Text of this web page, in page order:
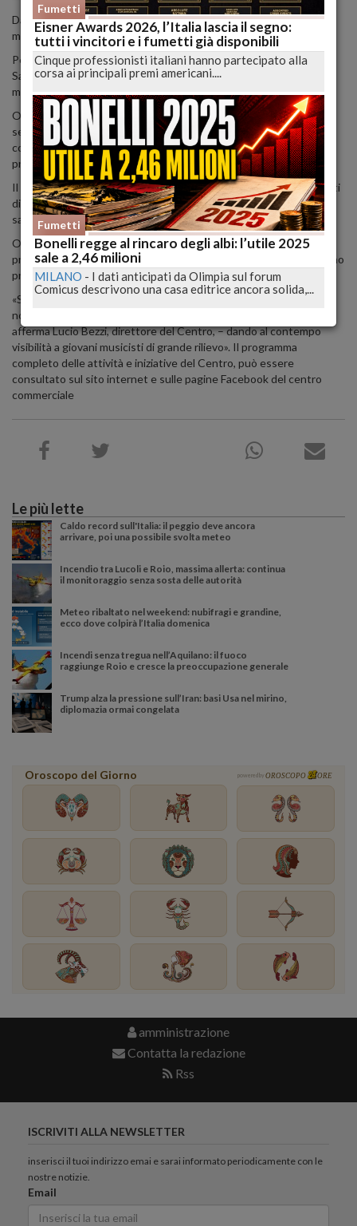
Dal 29 agosto al 3 settembre un raffinato intrattenimento
musicale, per i clienti del Centro Commerciale di Teramo.
Per tutta la settimana del 29 agosto il Centro Commerciale Gran
Sasso organizza, in collaborazione con Progetto IMC, la
manifestazione ''Classica con Gusto al Gran Sasso”.
Ogni pomeriggio alle ore 18:30, da lunedì 29 agosto a sabato 3
settembre, presso il Centro Commerciale Gran Sasso si terrà un
concerto di musica da camera con la partecipazione di musicisti
provenienti da tutta Europa.
Il Progetto IMC coinvolge i numerosi musicisti europei (19 docenti
di musica classica, 9 docenti di musica jazz, oltre 150 iscritti) che
saranno presenti a Teramo per il prestigioso IMC Masterclass.
Ogni sera, presso varie location del territorio teramano, verrà
presentata al pubblico la musica affrontata e approfondita di giorno
presso la sede dei corsi.
«Siamo lieti di questa collaborare con il Progetto IMC per offrire ai
nostri clienti un’opportunità di intrattenimento di alto livello –
afferma Lucio Bezzi, direttore del Centro, – dando al contempo
visibilità a giovani musicisti di grande rilievo». Il programma
completo delle attività e iniziative del Centro, può essere
consultato sul sito internet e sulle pagine Facebook del centro
commerciale
Le più lette
Caldo record sull'Italia: il peggio deve ancora
arrivare, poi una possibile svolta meteo
Incendio tra Lucoli e Roio, massima allerta: continua
il monitoraggio senza sosta delle autorità
Meteo ribaltato nel weekend: nubifragi e grandine,
ecco dove colpirà l’Italia domenica
Incendi senza tregua nell’Aquilano: il fuoco
raggiunge Roio e cresce la preoccupazione generale
Trump alza la pressione sull’Iran: basi Usa nel mirino,
diplomazia ormai congelata
Oroscopo del Giorno powered by OROSCOPO ORE
amministrazione
Contatta la redazione
Rss
ISCRIVITI ALLA NEWSLETTER
inserisci il tuoi indirizzo emai e sarai informato periodicamente con le
nostre notizie.
Email
Fumetti
Eisner Awards 2026, l’Italia lascia il segno:
tutti i vincitori e i fumetti già disponibili
Cinque professionisti italiani hanno partecipato alla
corsa ai principali premi americani....
Fumetti
Bonelli regge al rincaro degli albi: l’utile 2025
sale a 2,46 milioni
MILANO - I dati anticipati da Olimpia sul forum
Comicus descrivono una casa editrice ancora solida,...